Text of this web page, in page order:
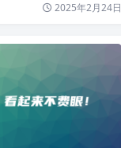
2025年2月24日